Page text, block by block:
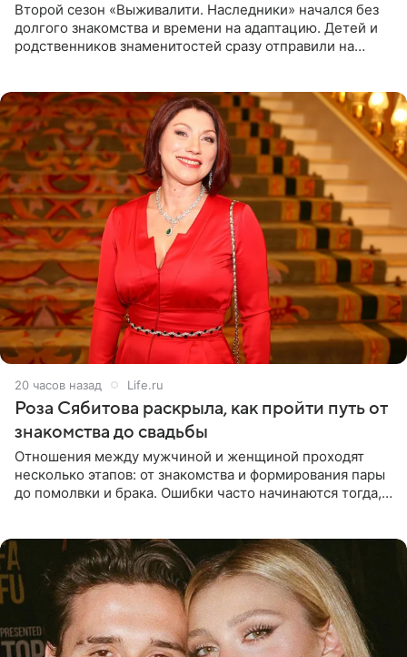
Второй сезон «Выживалити. Наследники» начался без
долгого знакомства и времени на адаптацию. Детей и
родственников знаменитостей сразу отправили на
20 часов назад Life.ru
Роза Сябитова раскрыла, как пройти путь от
знакомства до свадьбы
Отношения между мужчиной и женщиной проходят
несколько этапов: от знакомства и формирования пары
до помолвки и брака. Ошибки часто начинаются тогда,